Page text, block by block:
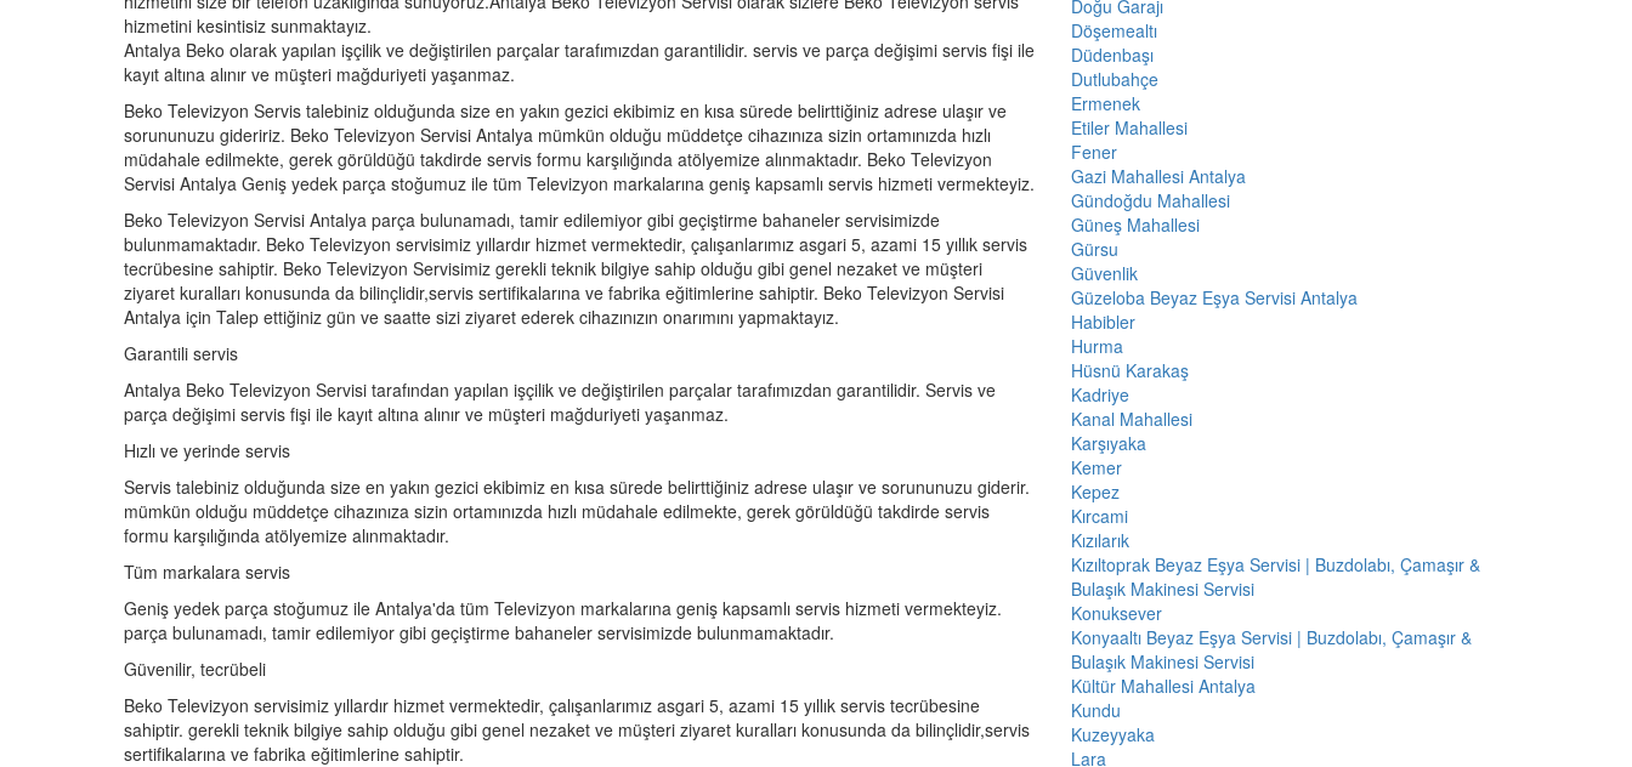
hizmetini kesintisiz sunmaktayız.
Antalya Beko olarak yapılan işçilik ve değiştirilen parçalar tarafımızdan garantilidir. servis ve parça değişimi servis fişi ile
kayıt altına alınır ve müşteri mağduriyeti yaşanmaz.
Beko Televizyon Servis talebiniz olduğunda size en yakın gezici ekibimiz en kısa sürede belirttiğiniz adrese ulaşır ve
sorununuzu gideririz. Beko Televizyon Servisi Antalya mümkün olduğu müddetçe cihazınıza sizin ortamınızda hızlı
müdahale edilmekte, gerek görüldüğü takdirde servis formu karşılığında atölyemize alınmaktadır. Beko Televizyon
Servisi Antalya Geniş yedek parça stoğumuz ile tüm Televizyon markalarına geniş kapsamlı servis hizmeti vermekteyiz.
Beko Televizyon Servisi Antalya parça bulunamadı, tamir edilemiyor gibi geçiştirme bahaneler servisimizde
bulunmamaktadır. Beko Televizyon servisimiz yıllardır hizmet vermektedir, çalışanlarımız asgari 5, azami 15 yıllık servis
tecrübesine sahiptir. Beko Televizyon Servisimiz gerekli teknik bilgiye sahip olduğu gibi genel nezaket ve müşteri
ziyaret kuralları konusunda da bilinçlidir,servis sertifikalarına ve fabrika eğitimlerine sahiptir. Beko Televizyon Servisi
Antalya için Talep ettiğiniz gün ve saatte sizi ziyaret ederek cihazınızın onarımını yapmaktayız.
Garantili servis
Antalya Beko Televizyon Servisi tarafından yapılan işçilik ve değiştirilen parçalar tarafımızdan garantilidir. Servis ve
parça değişimi servis fişi ile kayıt altına alınır ve müşteri mağduriyeti yaşanmaz.
Hızlı ve yerinde servis
Servis talebiniz olduğunda size en yakın gezici ekibimiz en kısa sürede belirttiğiniz adrese ulaşır ve sorununuzu giderir.
mümkün olduğu müddetçe cihazınıza sizin ortamınızda hızlı müdahale edilmekte, gerek görüldüğü takdirde servis
formu karşılığında atölyemize alınmaktadır.
Tüm markalara servis
Geniş yedek parça stoğumuz ile Antalya'da tüm Televizyon markalarına geniş kapsamlı servis hizmeti vermekteyiz.
parça bulunamadı, tamir edilemiyor gibi geçiştirme bahaneler servisimizde bulunmamaktadır.
Güvenilir, tecrübeli
Beko Televizyon servisimiz yıllardır hizmet vermektedir, çalışanlarımız asgari 5, azami 15 yıllık servis tecrübesine
sahiptir. gerekli teknik bilgiye sahip olduğu gibi genel nezaket ve müşteri ziyaret kuralları konusunda da bilinçlidir,servis
sertifikalarına ve fabrika eğitimlerine sahiptir.
Doğu Garajı
Döşemealtı
Düdenbaşı
Dutlubahçe
Ermenek
Etiler Mahallesi
Fener
Gazi Mahallesi Antalya
Gündoğdu Mahallesi
Güneş Mahallesi
Gürsu
Güvenlik
Güzeloba Beyaz Eşya Servisi Antalya
Habibler
Hurma
Hüsnü Karakaş
Kadriye
Kanal Mahallesi
Karşıyaka
Kemer
Kepez
Kırcami
Kızılarık
Kızıltoprak Beyaz Eşya Servisi | Buzdolabı, Çamaşır &
Bulaşık Makinesi Servisi
Konuksever
Konyaaltı Beyaz Eşya Servisi | Buzdolabı, Çamaşır &
Bulaşık Makinesi Servisi
Kültür Mahallesi Antalya
Kundu
Kuzeyyaka
Lara